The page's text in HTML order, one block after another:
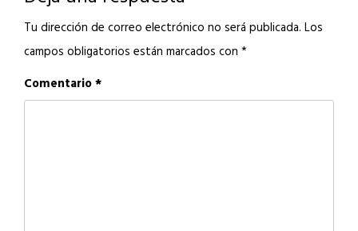
Tu dirección de correo electrónico no será publicada. Los
campos obligatorios están marcados con *
Comentario*